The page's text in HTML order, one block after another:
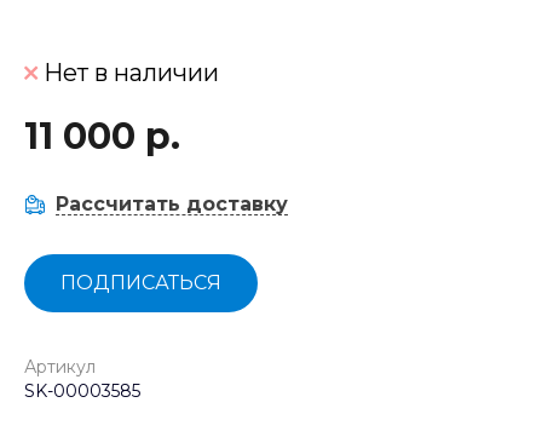
Нет в наличии
11 000 р.
Рассчитать доставку
ПОДПИСАТЬСЯ
Артикул
SK-00003585